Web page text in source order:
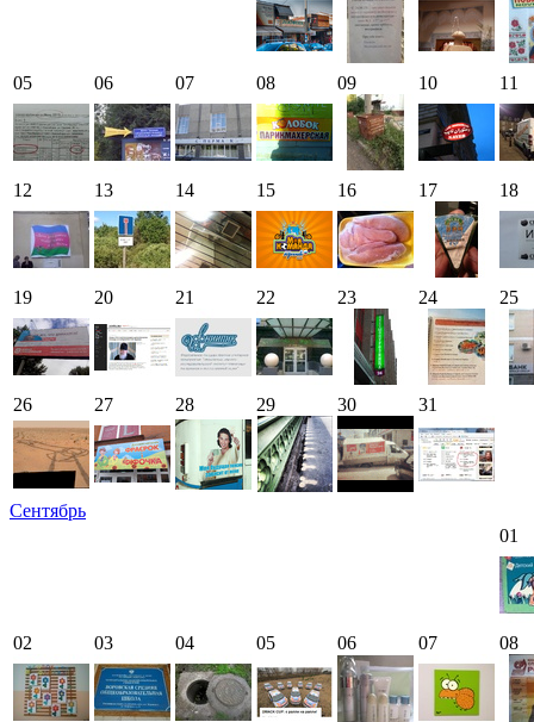
05 06 07 08 09 10 11
12 13 14 15 16 17 18
19 20 21 22 23 24 25
26 27 28 29 30 31
Сентябрь
01
02 03 04 05 06 07 08